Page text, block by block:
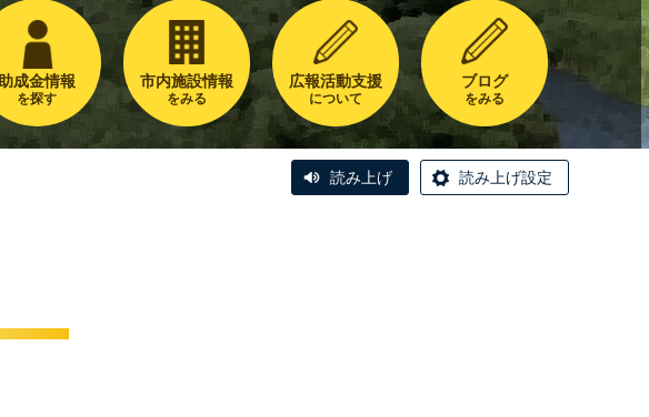
助成金情報
を探す
市内施設情報
をみる
広報活動支援
について
ブログ
をみる
読み上げ 読み上げ設定